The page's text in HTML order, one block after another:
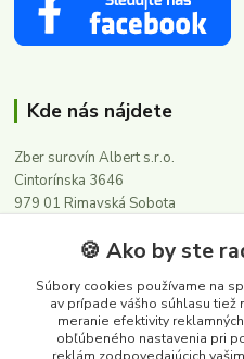
Kde nás nájdete
Zber surovín Albert s.r.o.
Cintorínska 3646
979 01 Rimavská Sobota
Kontakty
0911 502 504
(Po-Pia, 8-16 hod.)
🍪 Ako by ste
Súbory cookies používame na
av prípade vášho súhlasu
meranie efektivity
obľúbeného nastavenia pri